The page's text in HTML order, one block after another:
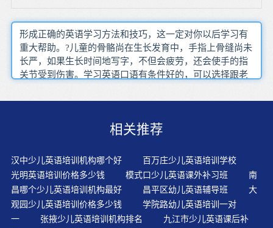
形成正确的英语学习方法和技巧，这一定对你以后学习有
重大帮助。?儿童的骨骼尚在生长发育中，手指上骨缝尚未
长严，如果生长时间地写字，不但会疲劳，还会使手的指
关节受到伤害。学习英语口语有条件好的，可以选择跟老
跟老外直接交流，注意他们经常使用的习语，以便于能够
英语打下一定的基础，她以后的学习也会相对的轻松一
的英语课程,还能培养他们学习英语的兴趣。对于低龄儿童
应该选择词语、句子重复率高，故事人物较少、情节简单
的故事。0-6?岁孩子学英语，主要是从听力入手。换言
之，英语学习过程，围绕“耳朵听”展开。字词故事是进入
英语故事教学的第一步，其焦点放在让幼儿学会表达简单
的句子或单词上。对教学内容的表达比较强烈、对比明
相关推荐
汉中少儿英语培训机构哪个好
百万庄少儿英语培训学校
光明英语培训价格多少钱
模式口少儿英语课外补习班
南
昌哪个少儿英语培训机构最好
昌平区幼儿英语辅导班
大
观园少儿英语培训价格多少钱
学院路幼儿英语培训一对
一
张掖少儿英语培训机构排名
九江市少儿英语课后补